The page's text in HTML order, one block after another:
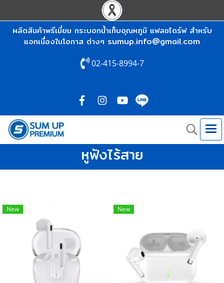
ผลิตสินค้าพรีเมี่ยม กระบอกน้ำเก็บอุณหภูมิ แฟลชไดร์ฟ สำหรับ
แจกเนื่องในโอกาส ต่างๆ sumup.info@gmail.com
02-415-8994-7
หูฟังไร้สาย
New New